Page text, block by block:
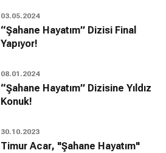
03.05.2024
“Şahane Hayatım” Dizisi Final
Yapıyor!
08.01.2024
“Şahane Hayatım” Dizisine Yıldız
Konuk!
30.10.2023
Timur Acar, "Şahane Hayatım"